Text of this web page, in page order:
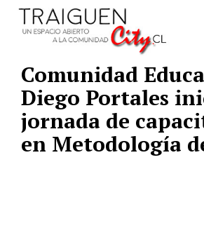
Comunidad
Diego Portales
jornada de
en Metodología